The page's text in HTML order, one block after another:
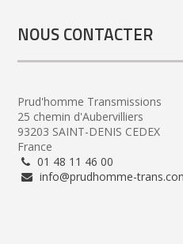
NOUS CONTACTER
Prud'homme Transmissions
25 chemin d'Aubervilliers
93203 SAINT-DENIS CEDEX
France
01 48 11 46 00
info@prudhomme-